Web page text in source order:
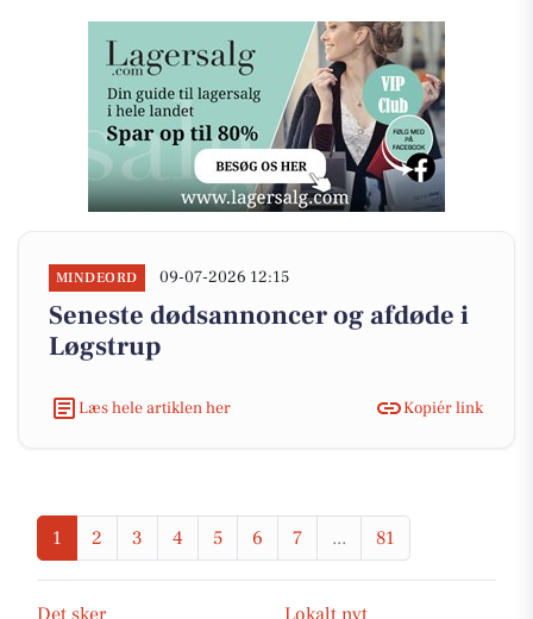
MINDEORD 09-07-2026 12:15
Seneste dødsannoncer og afdøde i
Løgstrup
Læs hele artiklen her Kopiér link
1 2 3 4 5 6 7 ... 81
Det sker
Lokalt nyt